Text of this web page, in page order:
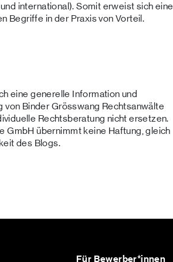
international). Somit erweist sich eine
Begriffe in der Praxis von Vorteil.
eine generelle Information und
von Binder Grösswang Rechtsanwälte
Rechtsberatung nicht ersetzen.
GmbH übernimmt keine Haftung, gleich
des Blogs.
Für Bewerber*innen